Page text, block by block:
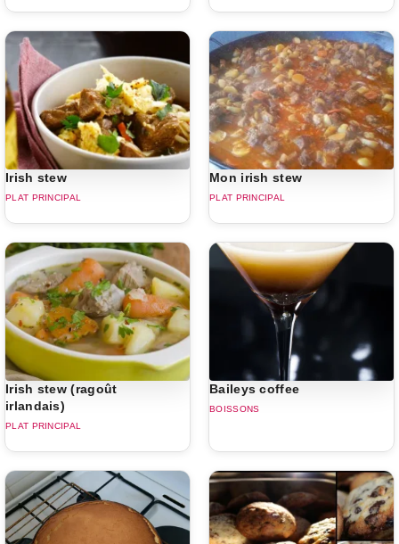
Irish stew
PLAT PRINCIPAL
Mon irish stew
PLAT PRINCIPAL
Irish stew (ragoût
irlandais)
PLAT PRINCIPAL
Baileys coffee
BOISSONS